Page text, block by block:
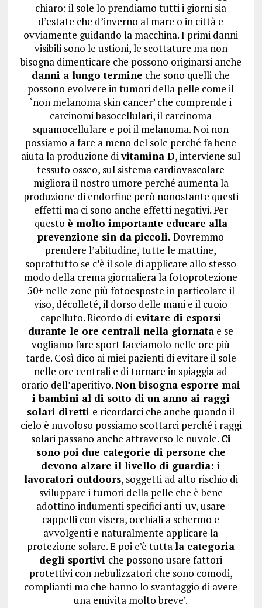
chiaro: il sole lo prendiamo tutti i giorni sia
d’estate che d’inverno al mare o in città e
ovviamente guidando la macchina. I primi danni
visibili sono le ustioni, le scottature ma non
bisogna dimenticare che possono originarsi anche
danni a lungo termine che sono quelli che
possono evolvere in tumori della pelle come il
‘non melanoma skin cancer’ che comprende i
carcinomi basocellulari, il carcinoma
squamocellulare e poi il melanoma. Noi non
possiamo a fare a meno del sole perché fa bene
aiuta la produzione divitamina D, interviene sul
tessuto osseo, sul sistema cardiovascolare
migliora il nostro umore perché aumenta la
produzione di endorfine però nonostante questi
effetti ma ci sono anche effetti negativi. Per
questo è molto importante educare alla
prevenzione sin da piccoli. Dovremmo
prendere l’abitudine, tutte le mattine,
soprattutto se c’è il sole di applicare allo stesso
modo della crema giornaliera la fotoprotezione
50+ nelle zone più fotoesposte in particolare il
viso, décolleté, il dorso delle mani e il cuoio
capelluto. Ricordo dievitare di esporsi
durante le ore centrali nella giornata e se
vogliamo fare sport facciamolo nelle ore più
tarde. Così dico ai miei pazienti di evitare il sole
nelle ore centrali e di tornare in spiaggia ad
orario dell’aperitivo.Non bisogna esporre mai
i bambini al di sotto di un anno ai raggi
solari diretti e ricordarci che anche quando il
cielo è nuvoloso possiamo scottarci perché i raggi
solari passano anche attraverso le nuvole. Ci
sono poi due categorie di persone che
devono alzare il livello di guardia: i
lavoratori outdoors, soggetti ad alto rischio di
sviluppare i tumori della pelle che è bene
adottino indumenti specifici anti-uv, usare
cappelli con visera, occhiali a schermo e
avvolgenti e naturalmente applicare la
protezione solare. E poi c’è tuttala categoria
degli sportivi che possono usare fattori
protettivi con nebulizzatori che sono comodi,
complianti ma che hanno lo svantaggio di avere
una emivita molto breve’.